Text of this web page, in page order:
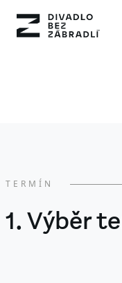
1. Výběr
TERMÍN